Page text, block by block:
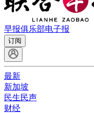
早报俱乐部电子报
订阅
最新
新加坡
民生民声
财经